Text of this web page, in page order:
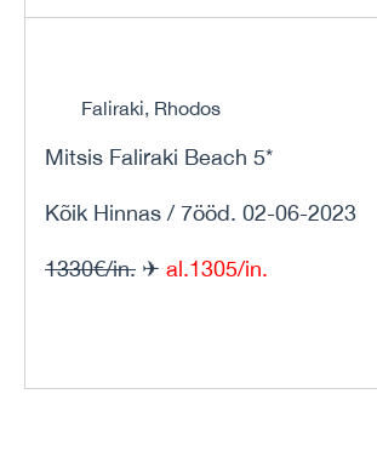
Faliraki, Rhodos
Mitsis Faliraki Beach 5*
Kõik Hinnas / 7ööd. 02-06-2023
1330€/in. ✈ al.1305/in.